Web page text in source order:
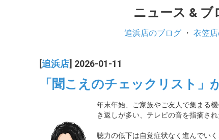
ニュース & ブ
追浜店のブログ ・ 衣笠
追浜店 ] 2026-01-11
「聞こえのチェックリスト」
年末年始、ご家族やご友人で集まる
き返しが多い、テレビの音を指摘さ
聴力の低下は自覚症状なく進んでい